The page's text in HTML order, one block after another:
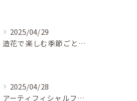
2025/04/29
造花で楽しむ季節ごとのインテリア
2025/04/28
アーティフィシャルフラワーで学ぶ基礎と活用法